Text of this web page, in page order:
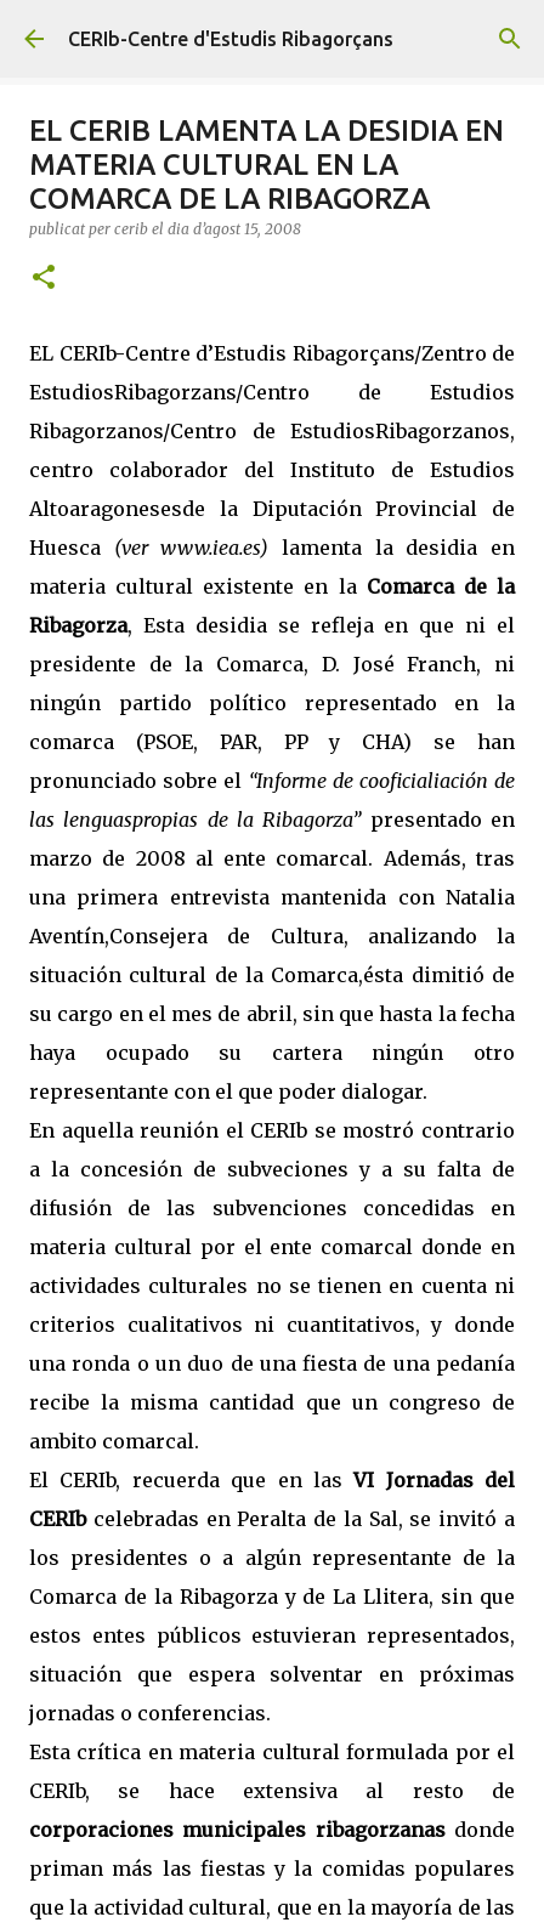
Salta al contingut principal
CERIb-Centre d'Estudis Ribagorçans
EL CERIB LAMENTA LA DESIDIA EN
MATERIA CULTURAL EN LA
COMARCA DE LA RIBAGORZA
publicat per cerib el dia d’agost 15, 2008
EL CERIb-Centre d’Estudis Ribagorçans/Zentro de
EstudiosRibagorzans/Centro de Estudios
Ribagorzanos/Centro de EstudiosRibagorzanos,
centro colaborador del Instituto de Estudios
Altoaragonesesde la Diputación Provincial de
Huesca (ver www.iea.es) lamenta la desidia en
materia cultural existente en la Comarca de la
Ribagorza, Esta desidia se refleja en que ni el
presidente de la Comarca, D. José Franch, ni
ningún partido político representado en la
comarca (PSOE, PAR, PP y CHA) se han
pronunciado sobre el “Informe de cooficialiación de
las lenguaspropias de la Ribagorza” presentado en
marzo de 2008 al ente comarcal. Además, tras
una primera entrevista mantenida con Natalia
Aventín,Consejera de Cultura, analizando la
situación cultural de la Comarca,ésta dimitió de
su cargo en el mes de abril, sin que hasta la fecha
haya ocupado su cartera ningún otro
representante con el que poder dialogar.
En aquella reunión el CERIb se mostró contrario
a la concesión de subveciones y a su falta de
difusión de las subvenciones concedidas en
materia cultural por el ente comarcal donde en
actividades culturales no se tienen en cuenta ni
criterios cualitativos ni cuantitativos, y donde
una ronda o un duo de una fiesta de una pedanía
recibe la misma cantidad que un congreso de
ambito comarcal.
El CERIb, recuerda que en lasVI Jornadas del
CERIbcelebradas en Peralta de la Sal, se invitó a
los presidentes o a algún representante de la
Comarca de la Ribagorza y de La Llitera, sin que
estos entes públicos estuvieran representados,
situación que espera solventar en próximas
jornadas o conferencias.
Esta crítica en materia cultural formulada por el
CERIb, se hace extensiva al resto de
corporaciones municipales ribagorzanasdonde
priman más las fiestas y la comidas populares
que la actividad cultural, que en la mayoría de las